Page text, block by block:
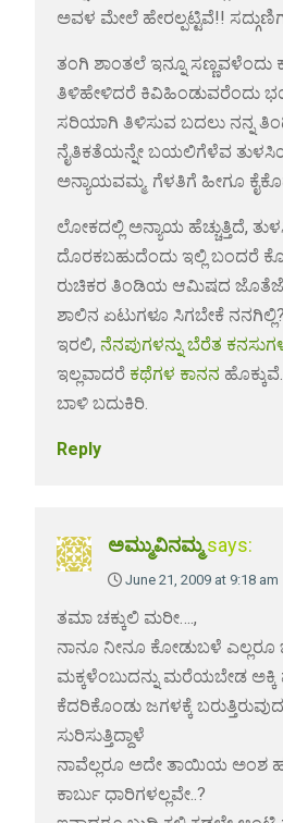
ಅವಳ ಮೇಲೆ ಹೇರಲ್ಪಟ್ಟಿವೆ!!
ತಂಗಿ ಶಾಂತಲೆ ಇನ್ನೂ ಸಣ್ಣವಳೆಂದು
ತಿಳಿಹೇಳಿದರೆ ಕಿವಿಹಿಂಡುವರೆಂದು
ಸರಿಯಾಗಿ ತಿಳಿಸುವ ಬದಲು ನನ್ನ
ನೈತಿಕತೆಯನ್ನೇ ಬಯಲಿಗೆಳೆವ
ಅನ್ಯಾಯವಮ್ಮ. ಗೆಳತಿಗೆ ಹೀಗೂ
ಲೋಕದಲ್ಲಿ ಅನ್ಯಾಯ ಹೆಚ್ಚುತ್ತಿದೆ,
ದೊರಕಬಹುದೆಂದು ಇಲ್ಲಿ ಬಂದರೆ
ರುಚಿಕರ ತಿಂಡಿಯ ಆಮಿಷದ
ಶಾಲಿನ ಏಟುಗಳೂ ಸಿಗಬೇಕೆ
ಇರಲಿ, ನೆನಪುಗಳನ್ನು ಬೆರೆತ
ಇಲ್ಲವಾದರೆ ಕಥೆಗಳ ಕಾನನ
ಬಾಳಿ ಬದುಕಿರಿ.
Reply
ಅಮ್ಮುವಿನಮ್ಮ says:
June 21, 2009 at 9:18 am
ತಮಾ ಚಕ್ಕುಲಿ ಮರೀ….,
ನಾನೂ ನೀನೂ ಕೋಡುಬಳೆ
ಮಕ್ಕಳೆಂಬುದನ್ನು ಮರೆಯಬೇಡ ಅಕ್ಕಿ
ಕೆದರಿಕೊಂಡು ಜಗಳಕ್ಕೆ
ಸುರಿಸುತ್ತಿದ್ದಾಳೆ
ನಾವೆಲ್ಲರೂ ಅದೇ ತಾಯಿಯ ಅಂಶ
ಕಾರ್ಬು ಧಾರಿಗಳಲ್ಲವೇ..?